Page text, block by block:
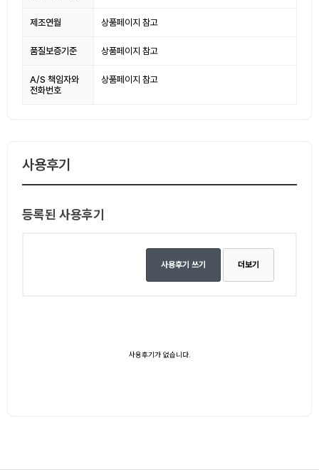
제조연월 상품페이지 참고
품질보증기준 상품페이지 참고
A/S 책임자와
전화번호
상품페이지 참고
사용후기
등록된 사용후기
사용후기 쓰기 더보기
사용후기가 없습니다.